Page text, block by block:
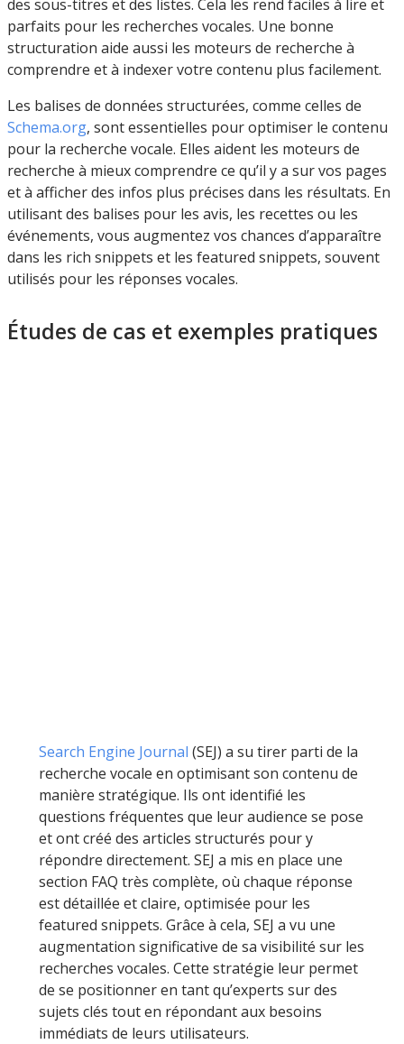
des sous-titres et des listes. Cela les rend faciles à lire et
parfaits pour les recherches vocales. Une bonne
structuration aide aussi les moteurs de recherche à
comprendre et à indexer votre contenu plus facilement.
Les balises de données structurées, comme celles de
Schema.org, sont essentielles pour optimiser le contenu
pour la recherche vocale. Elles aident les moteurs de
recherche à mieux comprendre ce qu’il y a sur vos pages
et à afficher des infos plus précises dans les résultats. En
utilisant des balises pour les avis, les recettes ou les
événements, vous augmentez vos chances d’apparaître
dans les rich snippets et les featured snippets, souvent
utilisés pour les réponses vocales.
Études de cas et exemples pratiques
Search Engine Journal (SEJ) a su tirer parti de la
recherche vocale en optimisant son contenu de
manière stratégique. Ils ont identifié les
questions fréquentes que leur audience se pose
et ont créé des articles structurés pour y
répondre directement. SEJ a mis en place une
section FAQ très complète, où chaque réponse
est détaillée et claire, optimisée pour les
featured snippets. Grâce à cela, SEJ a vu une
augmentation significative de sa visibilité sur les
recherches vocales. Cette stratégie leur permet
de se positionner en tant qu’experts sur des
sujets clés tout en répondant aux besoins
immédiats de leurs utilisateurs.